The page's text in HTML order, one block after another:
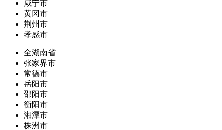
咸宁市
黄冈市
荆州市
孝感市
全湖南省
张家界市
常德市
岳阳市
邵阳市
衡阳市
湘潭市
株洲市